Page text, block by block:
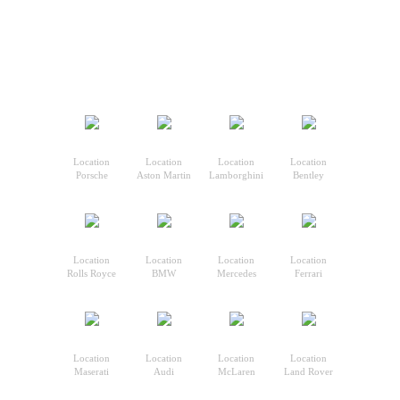
Location
Porsche
Location
Aston Martin
Location
Lamborghini
Location
Bentley
Location
Rolls Royce
Location
BMW
Location
Mercedes
Location
Ferrari
Location
Maserati
Location
Audi
Location
McLaren
Location
Land Rover